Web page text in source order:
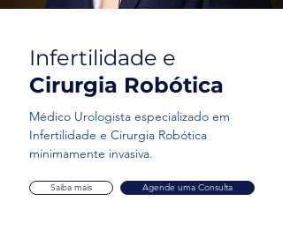
Infertilidade e
Cirurgia Robótica
Médico Urologista especializado em
Infertilidade e Cirurgia Robótica
minimamente invasiva.
Saiba mais Agende uma Consulta